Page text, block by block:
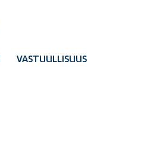
VASTUULLISUUS